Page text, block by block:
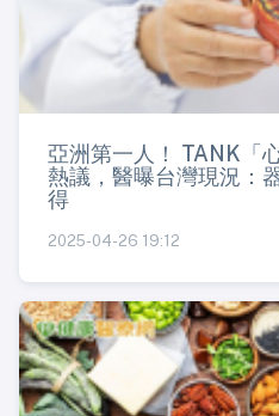
亞洲第一人！ TANK「
熱議，醫曝台灣現況：
得
2025-04-26 19:12